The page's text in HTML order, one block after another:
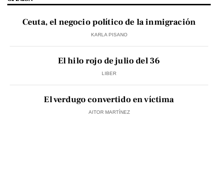
Ceuta, el negocio político de la inmigración
KARLA PISANO
El hilo rojo de julio del 36
LIBER
El verdugo convertido en víctima
AITOR MARTÍNEZ